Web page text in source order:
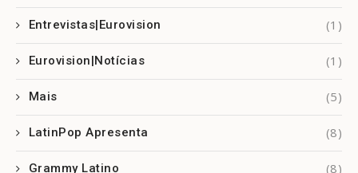
Entrevistas|Eurovision (1)
Eurovision|Notícias (1)
Mais (5)
LatinPop Apresenta (8)
Grammy Latino (8)